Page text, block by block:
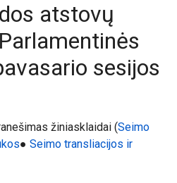
atstovų
sesijos
žiniasklaidai (Seimo
● Seimo transliacijos ir